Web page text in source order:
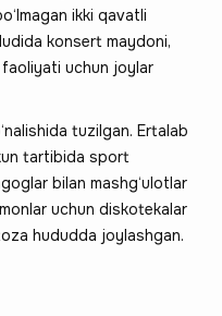
ikki qavatli
konsert maydoni,
uchun joylar
tuzilgan. Ertalab
tartibida sport
bilan mashg‘ulotlar
uchun diskotekalar
hududda joylashgan.